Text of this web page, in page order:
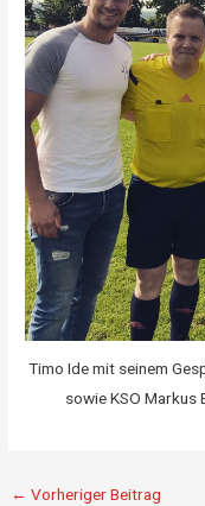
Timo Ide mit seinem
sowie KSO Markus
← Vorheriger Beitrag